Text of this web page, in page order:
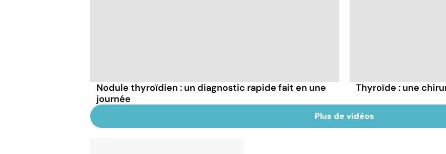
Nodule thyroïdien : un diagnostic rapide fait en une
journée
Thyroïde : une
Plus de vidéos